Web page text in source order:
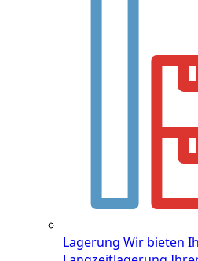
Lagerung Wir bieten